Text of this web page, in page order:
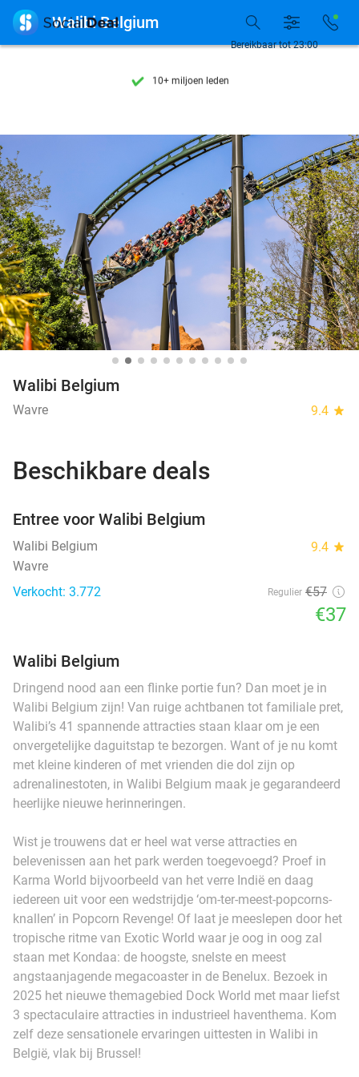
7 dagen per week beschikbaar
7 dagen per week beschikbaar
10+ miljoen leden
Bereikbaar tot 23:00
 Walibi Belgium
Walibi Belgium
Wavre 9.4 star
Beschikbare deals
Entree voor Walibi Belgium
Walibi Belgium 9.4 star
Wavre
Verkocht: 3.772
Regulier €57
€37
Walibi Belgium
Dringend nood aan een flinke portie fun? Dan moet je in
Walibi Belgium zijn! Van ruige achtbanen tot familiale pret,
Walibi’s 41 spannende attracties staan klaar om je een
onvergetelijke daguitstap te bezorgen. Want of je nu komt
met kleine kinderen of met vrienden die dol zijn op
adrenalinestoten, in Walibi Belgium maak je gegarandeerd
heerlijke nieuwe herinneringen.
Wist je trouwens dat er heel wat verse attracties en
belevenissen aan het park werden toegevoegd? Proef in
Karma World bijvoorbeeld van het verre Indië en daag
iedereen uit voor een wedstrijdje ‘om-ter-meest-popcorns-
knallen’ in Popcorn Revenge! Of laat je meeslepen door het
tropische ritme van Exotic World waar je oog in oog zal
staan met Kondaa: de hoogste, snelste en meest
angstaanjagende megacoaster in de Benelux. Bezoek in
2025 het nieuwe themagebied Dock World met maar liefst
3 spectaculaire attracties in industrieel haventhema. Kom
zelf deze sensationele ervaringen uittesten in Walibi in
België, vlak bij Brussel!